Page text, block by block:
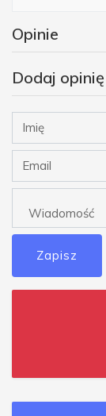
Opinie
Dodaj opinię
Zapisz